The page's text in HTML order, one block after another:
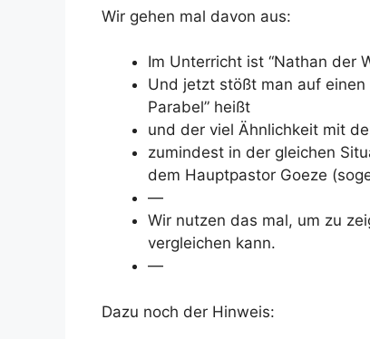
Wir gehen mal davon aus:
Im Unterricht ist “Nathan der
Und jetzt stößt man auf einen
Parabel” heißt
und der viel Ähnlichkeit mit
zumindest in der gleichen
dem Hauptpastor Goeze
—
Wir nutzen das mal, um zu
vergleichen kann.
—
Dazu noch der Hinweis: